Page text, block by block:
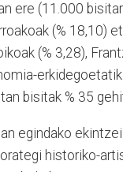
ere (11.000
(% 18,10)
(% 3,28),
bisitak % 35
egindako
historiko-